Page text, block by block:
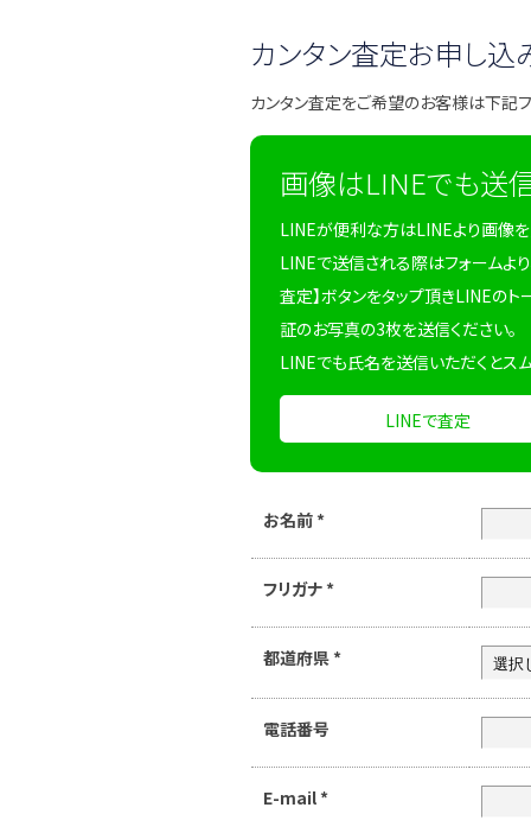
カンタン査定お申し込
カンタン査定をご希望のお客様は下記
画像はLINEでも送
LINEが便利な方はLINEより画像を
LINEで送信される際はフォームより
査定】ボタンをタップ頂きLINEの
証のお写真の3枚を送信ください。
LINEでも氏名を送信いただくとス
LINEで査定
お名前 *
フリガナ *
都道府県 *
電話番号
E-mail *